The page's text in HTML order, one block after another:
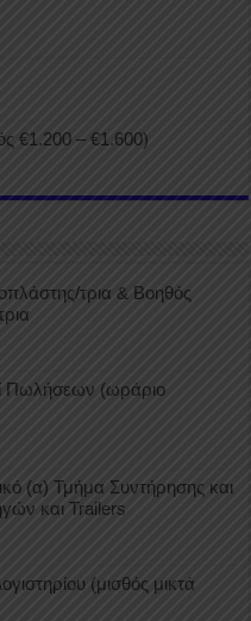
€1.200 – €1.600)
τρια & Βοηθός
Πωλήσεων (ωράριο
(α) Τμήμα Συντήρησης και
και Trailers
(μισθός μικτά